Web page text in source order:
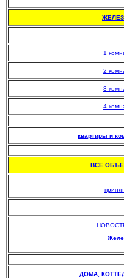
1
2
3
4
квартиры и
ВСЕ
ДОМА,